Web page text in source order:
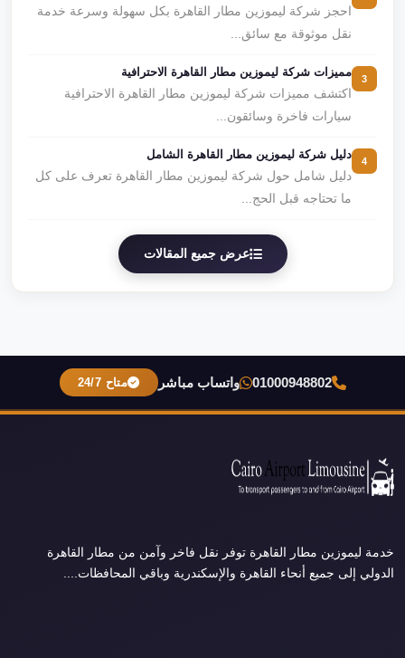
احجز شركة ليموزين مطار القاهرة بكل سهولة وسرعة خدمة
نقل موثوقة مع سائق...
مميزات شركة ليموزين مطار القاهرة الاحترافية
اكتشف مميزات شركة ليموزين مطار القاهرة الاحترافية
سيارات فاخرة وسائقون...
دليل شركة ليموزين مطار القاهرة الشامل
دليل شامل حول شركة ليموزين مطار القاهرة تعرف على كل
ما تحتاجه قبل الحج...
عرض جميع المقالات
01000948802 واتساب مباشر متاح 24/7
خدمة ليموزين مطار القاهرة توفر نقل فاخر وآمن من مطار القاهرة
الدولي إلى جميع أنحاء القاهرة والإسكندرية وباقي المحافظات....